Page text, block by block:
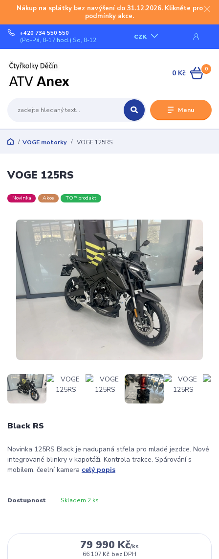
Nákup na splátky bez navýšení do 31.12.2026. Klikněte pro
podmínky akce.
Menu
CZK
+420 734 550 550
(Po-Pá, 8-17 hod.) So, 8-12
0
0 Kč
VOGE motorky VOGE 125RS
VOGE 125RS
Novinka Akce TOP produkt
Black RS
Novinka 125RS Black je nadupaná střela pro mladé jezdce. Nové
integrované blinkry v kapotáži. Kontrola trakce. Spárování s
mobilem, čeelní kamera celý popis
Dostupnost Skladem 2 ks
79 990 Kč/ks
66 107 Kč bez DPH